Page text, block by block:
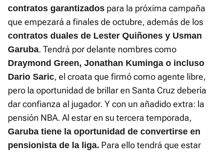
contratos garantizados para la próxima campaña
que empezará a finales de octubre, además de los
contratos duales de Lester Quiñones y Usman
Garuba. Tendrá por delante nombres como
Draymond Green, Jonathan Kuminga o incluso
Dario Saric, el croata que firmó como agente libre,
pero la oportunidad de brillar en Santa Cruz debería
dar confianza al jugador. Y con un añadido extra: la
pensión NBA. Al estar en su tercera temporada,
Garuba tiene la oportunidad de convertirse en
pensionista de la liga. Para ello tendrá que estar